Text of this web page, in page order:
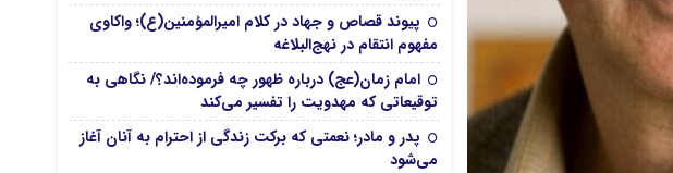
پیوند قصاص و جهاد در کلام امیرالمؤمنین(ع)؛ واکاوی
مفهوم انتقام در نهج‌البلاغه
امام زمان(عج) درباره ظهور چه فرموده‌اند؟/ نگاهی به
توقیعاتی که مهدویت را تفسیر می‌کند
پدر و مادر؛ نعمتی که برکت زندگی از احترام به آنان آغاز
می‌شود